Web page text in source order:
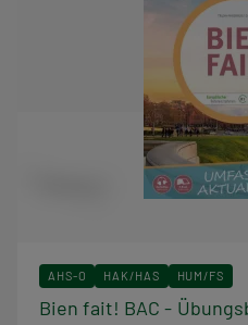
AHS-O HAK/HAS HUM/FS
Bien fait! BAC -